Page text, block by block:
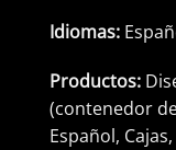
Idiomas:
Productos:
(contenedor
Español,